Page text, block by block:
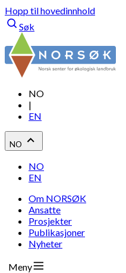
Hopp til hovedinnhold
Søk
NO
|
EN
NO
NO
EN
Om NORSØK
Ansatte
Prosjekter
Publikasjoner
Nyheter
Meny